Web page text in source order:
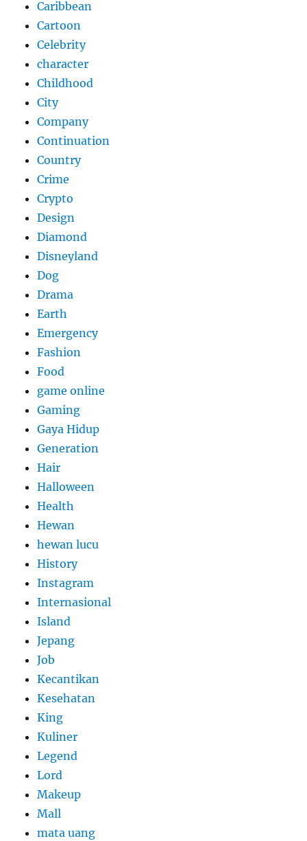
Caribbean
Cartoon
Celebrity
character
Childhood
City
Company
Continuation
Country
Crime
Crypto
Design
Diamond
Disneyland
Dog
Drama
Earth
Emergency
Fashion
Food
game online
Gaming
Gaya Hidup
Generation
Hair
Halloween
Health
Hewan
hewan lucu
History
Instagram
Internasional
Island
Jepang
Job
Kecantikan
Kesehatan
King
Kuliner
Legend
Lord
Makeup
Mall
mata uang